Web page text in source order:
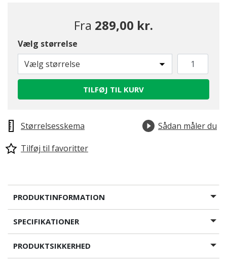
Fra 289,00 kr.
Vælg størrelse
Vælg størrelse
TILFØJ TIL KURV
Størrelsesskema
Sådan måler du
Tilføj til favoritter
PRODUKTINFORMATION
SPECIFIKATIONER
PRODUKTSIKKERHED